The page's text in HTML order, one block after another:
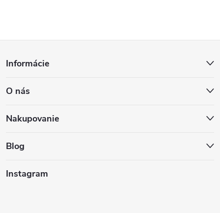
p
ä
Informácie
O nás
Nakupovanie
Blog
Instagram